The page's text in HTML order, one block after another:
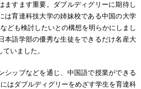
ますます重要。ダブルディグリーに期待し
は育達科技大学の姉妹校である中国の大学
ども検討したいとの構想を明らかにしまし
本語学部の優秀な生徒をできるだけ名産大
いました。
シップなどを通じ、中国語で授業ができる
はダブルディグリーをめざす学生を育達科